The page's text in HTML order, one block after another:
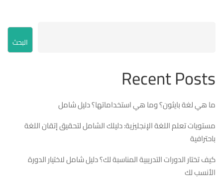
البحث
Recent Posts
ما هي لغة بايثون؟ وما هي استخداماتها؟ دليل شامل
مستويات تعلم اللغة الإنجليزية: دليلك الشامل لتحقيق إتقان اللغة
باحترافية
كيف تختار الدورات التدريبية المناسبة لك؟ دليل شامل لاختيار الدورة
الأنسب لك